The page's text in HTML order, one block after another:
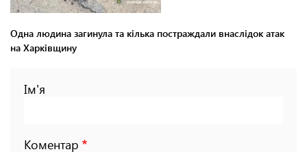
Одна людина загинула та кілька постраждали внаслідок атак
на Харківщину
Ім'я
Коментар